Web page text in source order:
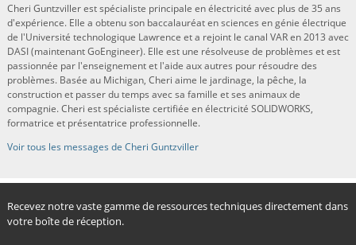
Cheri Guntzviller est spécialiste principale en électricité avec plus de 35 ans
d'expérience. Elle a obtenu son baccalauréat en sciences en génie électrique
de l'Université technologique Lawrence et a rejoint le canal VAR en 2013 avec
DASI (maintenant GoEngineer). Elle est une résolveuse de problèmes et est
passionnée par l'enseignement et l'aide aux autres pour résoudre des
problèmes. Basée au Michigan, Cheri aime le jardinage, la pêche, la
construction et passer du temps avec sa famille et ses animaux de
compagnie. Cheri est spécialiste certifiée en électricité SOLIDWORKS,
formatrice et présentatrice professionnelle.
Voir tous les messages de Cheri Guntzviller
Recevez notre vaste gamme de ressources techniques directement dans
votre boîte de réception.